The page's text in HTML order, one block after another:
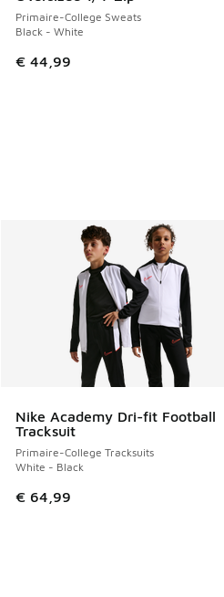
Primaire-College Sweats
Black - White
€ 44,99
Nike Academy Dri-fit Football
Tracksuit
Primaire-College Tracksuits
White - Black
€ 64,99